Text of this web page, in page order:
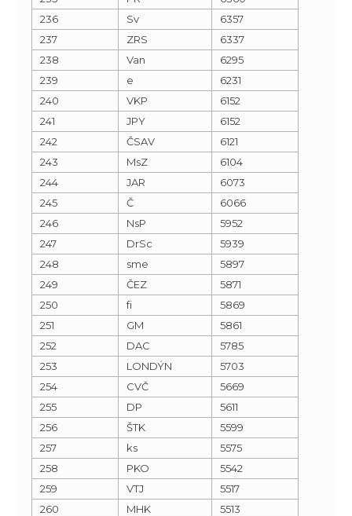
236
Sv
6357
237
ZRS
6337
238
Van
6295
239
e
6231
240
VKP
6152
241
JPY
6152
242
ČSAV
6121
243
MsZ
6104
244
JAR
6073
245
Č
6066
246
NsP
5952
247
DrSc
5939
248
sme
5897
249
ČEZ
5871
250
fi
5869
251
GM
5861
252
DAC
5785
253
LONDÝN
5703
254
CVČ
5669
255
DP
5611
256
ŠTK
5599
257
ks
5575
258
PKO
5542
259
VTJ
5517
260
MHK
5513